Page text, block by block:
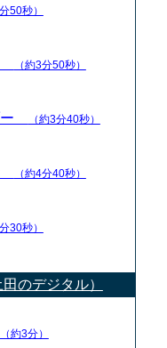
50秒）
（約3分50秒）
ー （約3分40秒）
（約4分40秒）
30秒）
のデジタル）
（約3分）